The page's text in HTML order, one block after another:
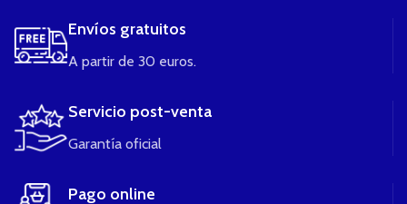
Envíos gratuitos
A partir de 30 euros.
Servicio post-venta
Garantía oficial
Pago online